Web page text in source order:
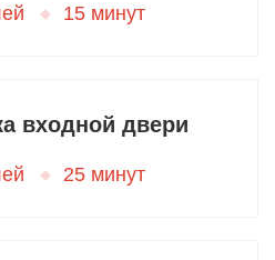
15 минут
входной двери
25 минут